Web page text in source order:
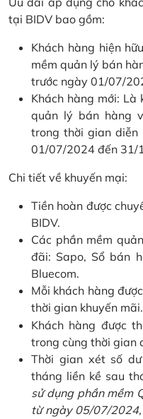
tại BIDV bao gồm:
Khách hàng hiện
mềm quản lý bán
trước ngày 01/07/
Khách hàng mới: Là
quản lý bán hàng
trong thời gian diễn
01/07/2024 đến 31/
Chi tiết về khuyến mại:
Tiền hoàn được
BIDV.
Các phần mềm
đãi: Sapo, Sổ bán
Bluecom.
Mỗi khách hàng
thời gian khuyến mãi.
Khách hàng được
trong cùng thời gian
Thời gian xét số
tháng liền kề sau
sử dụng phần mềm
từ ngày 05/07/